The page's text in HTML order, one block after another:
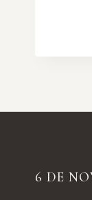
6 DE